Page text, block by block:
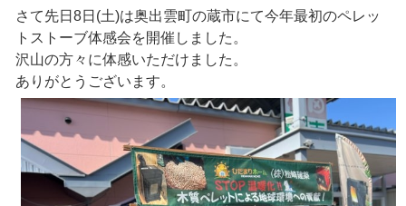
さて先日8日(土)は奥出雲町の蔵市にて今年最初のペレッ
トストーブ体感会を開催しました。
沢山の方々に体感いただけました。
ありがとうございます。